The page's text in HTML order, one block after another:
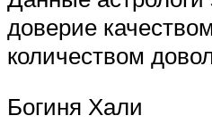
доверие
количеством
Богиня Хали